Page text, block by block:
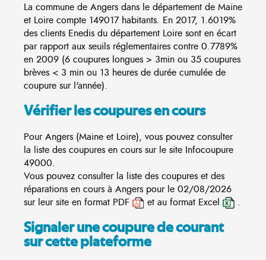
La commune de Angers dans le département de Maine
et Loire compte 149017 habitants. En 2017, 1.6019%
des clients Enedis du département Loire sont en écart
par rapport aux seuils réglementaires contre 0.7789%
en 2009 (6 coupures longues > 3min ou 35 coupures
brèves < 3 min ou 13 heures de durée cumulée de
coupure sur l'année).
Vérifier les coupures en cours
Pour Angers (Maine et Loire), vous pouvez consulter
la liste des coupures en cours sur le site Infocoupure
49000.
Vous pouvez consulter la liste des coupures et des
réparations en cours à Angers pour le 02/08/2026
sur leur site en format PDF
et au format Excel .
Signaler une coupure de courant
sur cette plateforme